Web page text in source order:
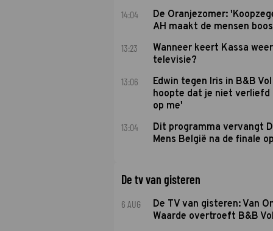
14:04
De Oranjezomer:
AH maakt de mensen
13:23
Wanneer keert Kassa
televisie?
13:06
Edwin tegen Iris in B&B
hoopte dat je niet verliefd
op me'
13:04
Dit programma vervangt
Mens België na de finale
De tv van gisteren
6 AUG
De TV van gisteren: Van
Waarde overtroeft B&B